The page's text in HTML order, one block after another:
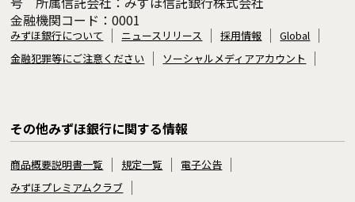
金融機関コード：0001
みずほ銀行について ニュースリリース 採用情報
Global
金融犯罪等にご注意ください
ソーシャルメディアアカウント
その他みずほ銀行に関する情報
商品概要説明書一覧 規定一覧
電子公告
みずほプレミアムクラブ